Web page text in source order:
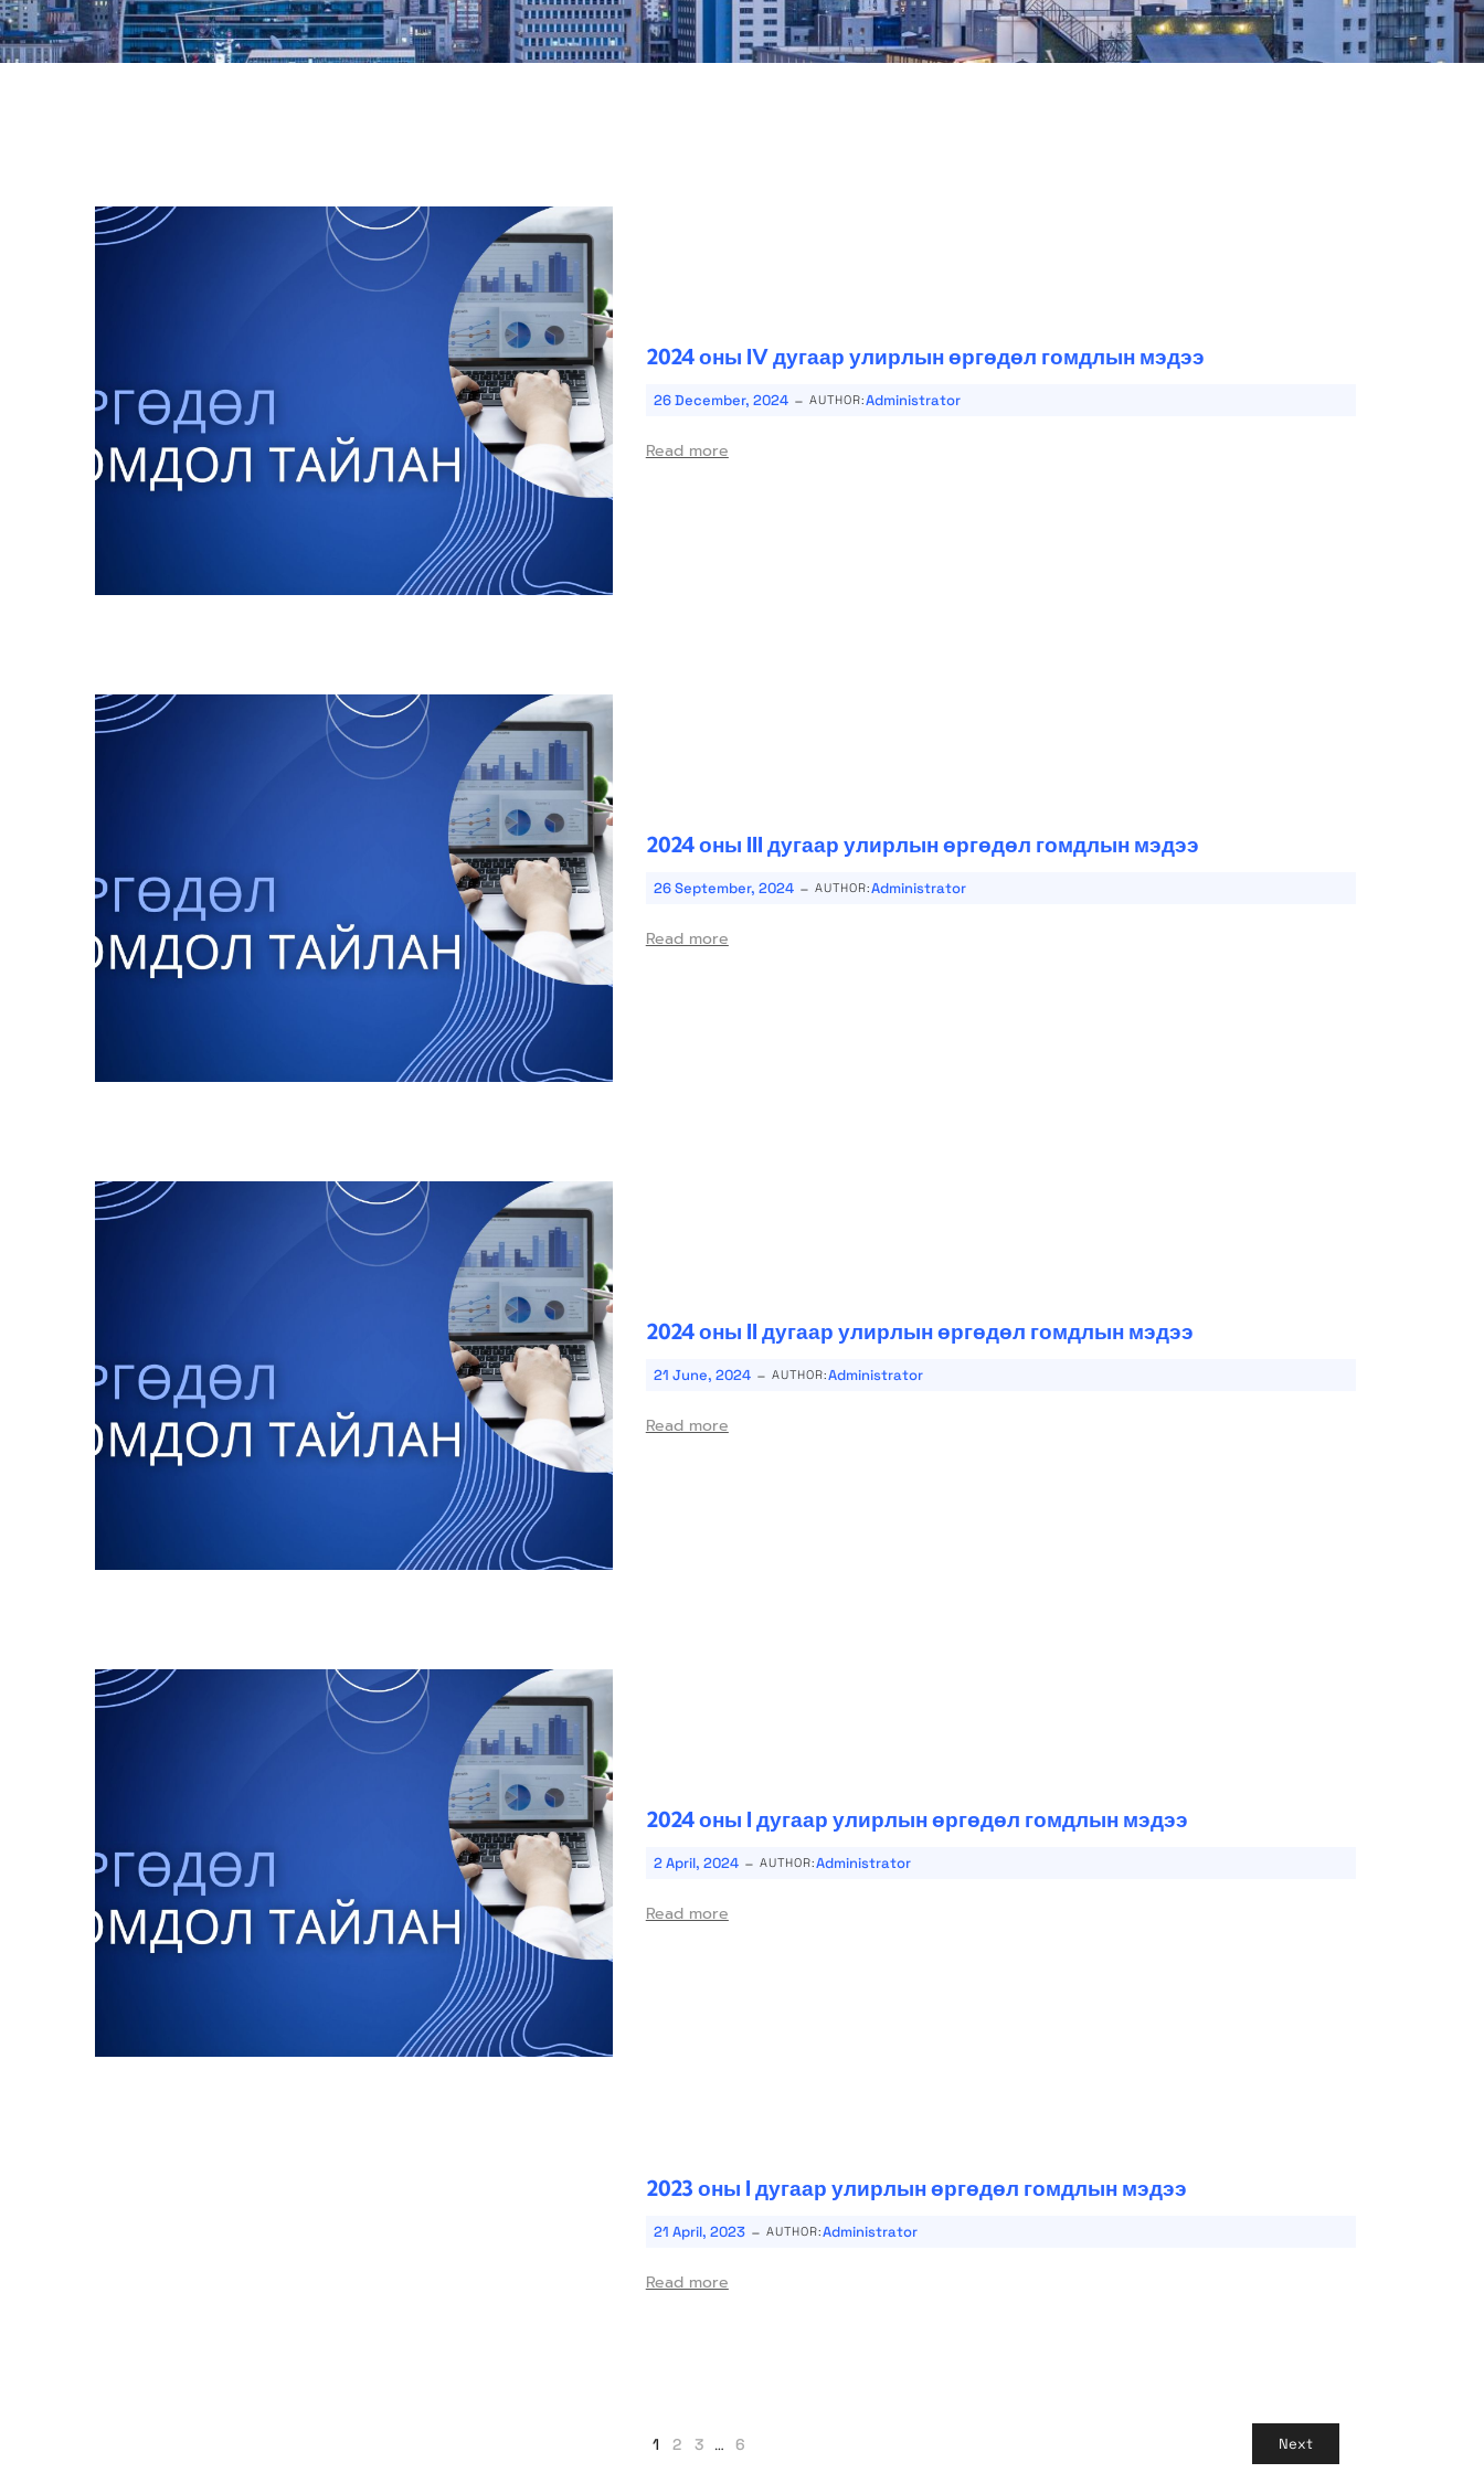
2024 оны IV дугаар улирлын өргөдөл гомдлын мэдээ
26 December, 2024 - AUTHOR:Administrator
Read more
2024 оны III дугаар улирлын өргөдөл гомдлын мэдээ
26 September, 2024 - AUTHOR:Administrator
Read more
2024 оны II дугаар улирлын өргөдөл гомдлын мэдээ
21 June, 2024 - AUTHOR:Administrator
Read more
2024 оны I дугаар улирлын өргөдөл гомдлын мэдээ
2 April, 2024 - AUTHOR:Administrator
Read more
2023 оны I дугаар улирлын өргөдөл гомдлын мэдээ
21 April, 2023 - AUTHOR:Administrator
Read more
1 2 3 … 6 Next